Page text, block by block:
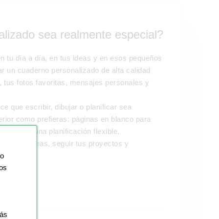
sea realmente especial?
tu día a día, en tus ideas y en esos pequeños
un cuaderno personalizado de alta calidad
tus fotos favoritas, mensajes personales y
que escribir, dibujar o planificar sea
como prefieras: páginas en blanco para
para una planificación flexible.
tus ideas, seguir tus proyectos y